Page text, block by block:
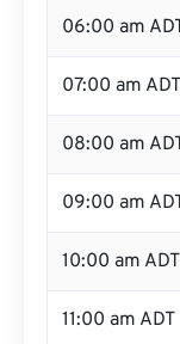
06:00 am
07:00 am ADT
08:00 am
09:00 am
10:00 am ADT
11:00 am ADT